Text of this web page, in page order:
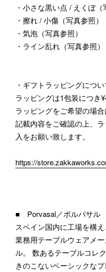
・小さな黒い点 / えくぼ（
・擦れ / 小傷（写真参照）
・気泡（写真参照）
・ライン乱れ（写真参照）
・ギフトラッピングについ
ラッピングは1包装につき
ラッピングをご希望の場
記載内容をご確認の上、
入をお願い致します。
https://
■ Porvasal／ポルバサル
スペイン国内に工場を構
業務用テーブルウェアメ
ル。 数あるテーブルコレ
きのこないベーシックな